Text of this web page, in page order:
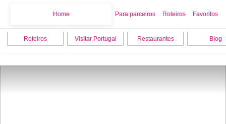
Home Para parceiros Roteiros Favoritos
Roteiros Visitar Portugal Restaurantes Blog